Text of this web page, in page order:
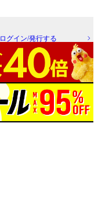
ログイン/発行する